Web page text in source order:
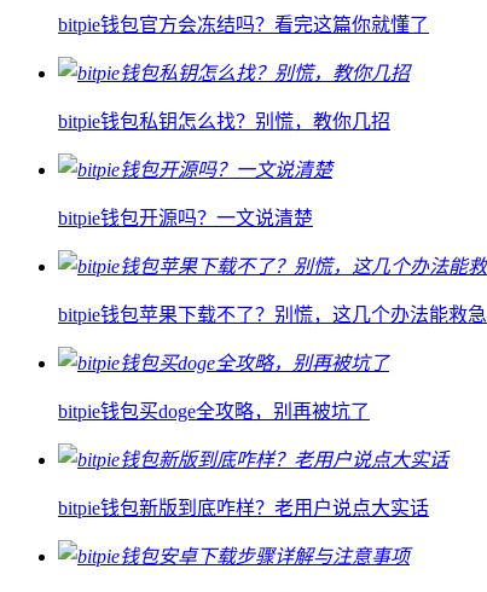
bitpie钱包官方会冻结吗？看完这篇你就懂了
bitpie钱包私钥怎么找？别慌，教你几招
bitpie钱包开源吗？一文说清楚
bitpie钱包苹果下载不了？别慌，这几个办法能救急
bitpie钱包买doge全攻略，别再被坑了
bitpie钱包新版到底咋样？老用户说点大实话